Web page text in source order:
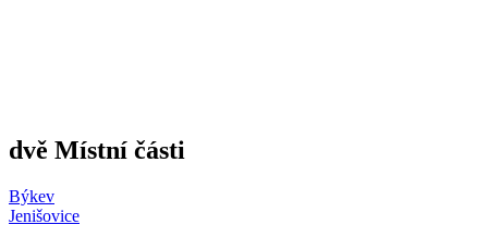
dvě Místní části
Býkev
Jenišovice